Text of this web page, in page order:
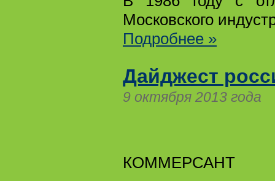
Московского
Подробнее »
Дайджест
9 октября 2013 года
КОММЕРСАНТ